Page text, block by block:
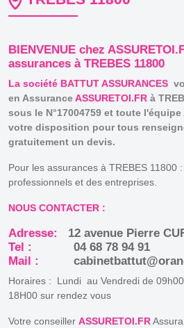
BIENVENUE chez
assurances à TREBES 11800
La société BATTUT ASSURANCES
en AssuranceASSURETOI.FR à
sous le N°17004759 et toute l'équipe
votre disposition pour tous
gratuitement un devis.
Pour les assurances à TREBES 11800
professionnels et des entreprises.
NOUS CONTACTER :
Adresse: 12 avenue Pierre
Tel :
04 68 78 94 91
Mail :
Horaires : Lundi au Vendredi de
18H00 sur rendez vous
Votre conseiller ASSURETOI.FR